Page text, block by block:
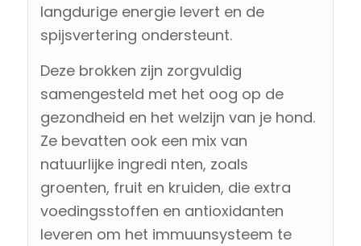
langdurige energie levert en de
spijsvertering ondersteunt.
Deze brokken zijn zorgvuldig
samengesteld met het oog op de
gezondheid en het welzijn van je hond.
Ze bevatten ook een mix van
natuurlijke ingredi nten, zoals
groenten, fruit en kruiden, die extra
voedingsstoffen en antioxidanten
leveren om het immuunsysteem te